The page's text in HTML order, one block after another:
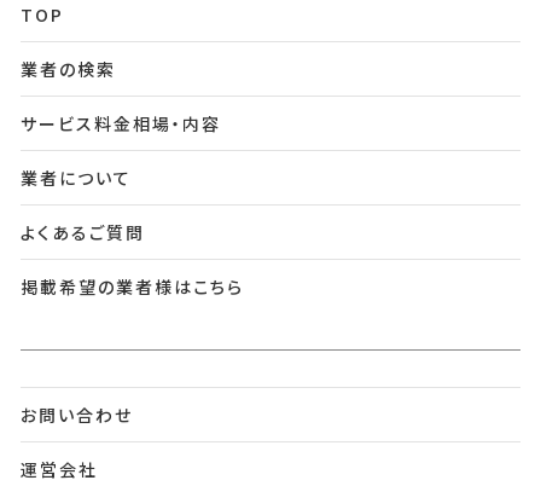
TOP
業者の検索
サービス料金相場・内容
業者について
よくあるご質問
掲載希望の業者様はこちら
お問い合わせ
運営会社